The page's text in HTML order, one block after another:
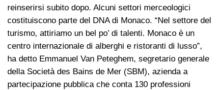
reinserirsi subito dopo. Alcuni settori merceologici
costituiscono parte del DNA di Monaco. “Nel settore del
turismo, attiriamo un bel po’ di talenti. Monaco è un
centro internazionale di alberghi e ristoranti di lusso”,
ha detto Emmanuel Van Peteghem, segretario generale
della Società des Bains de Mer (SBM), azienda a
partecipazione pubblica che conta 130 professioni